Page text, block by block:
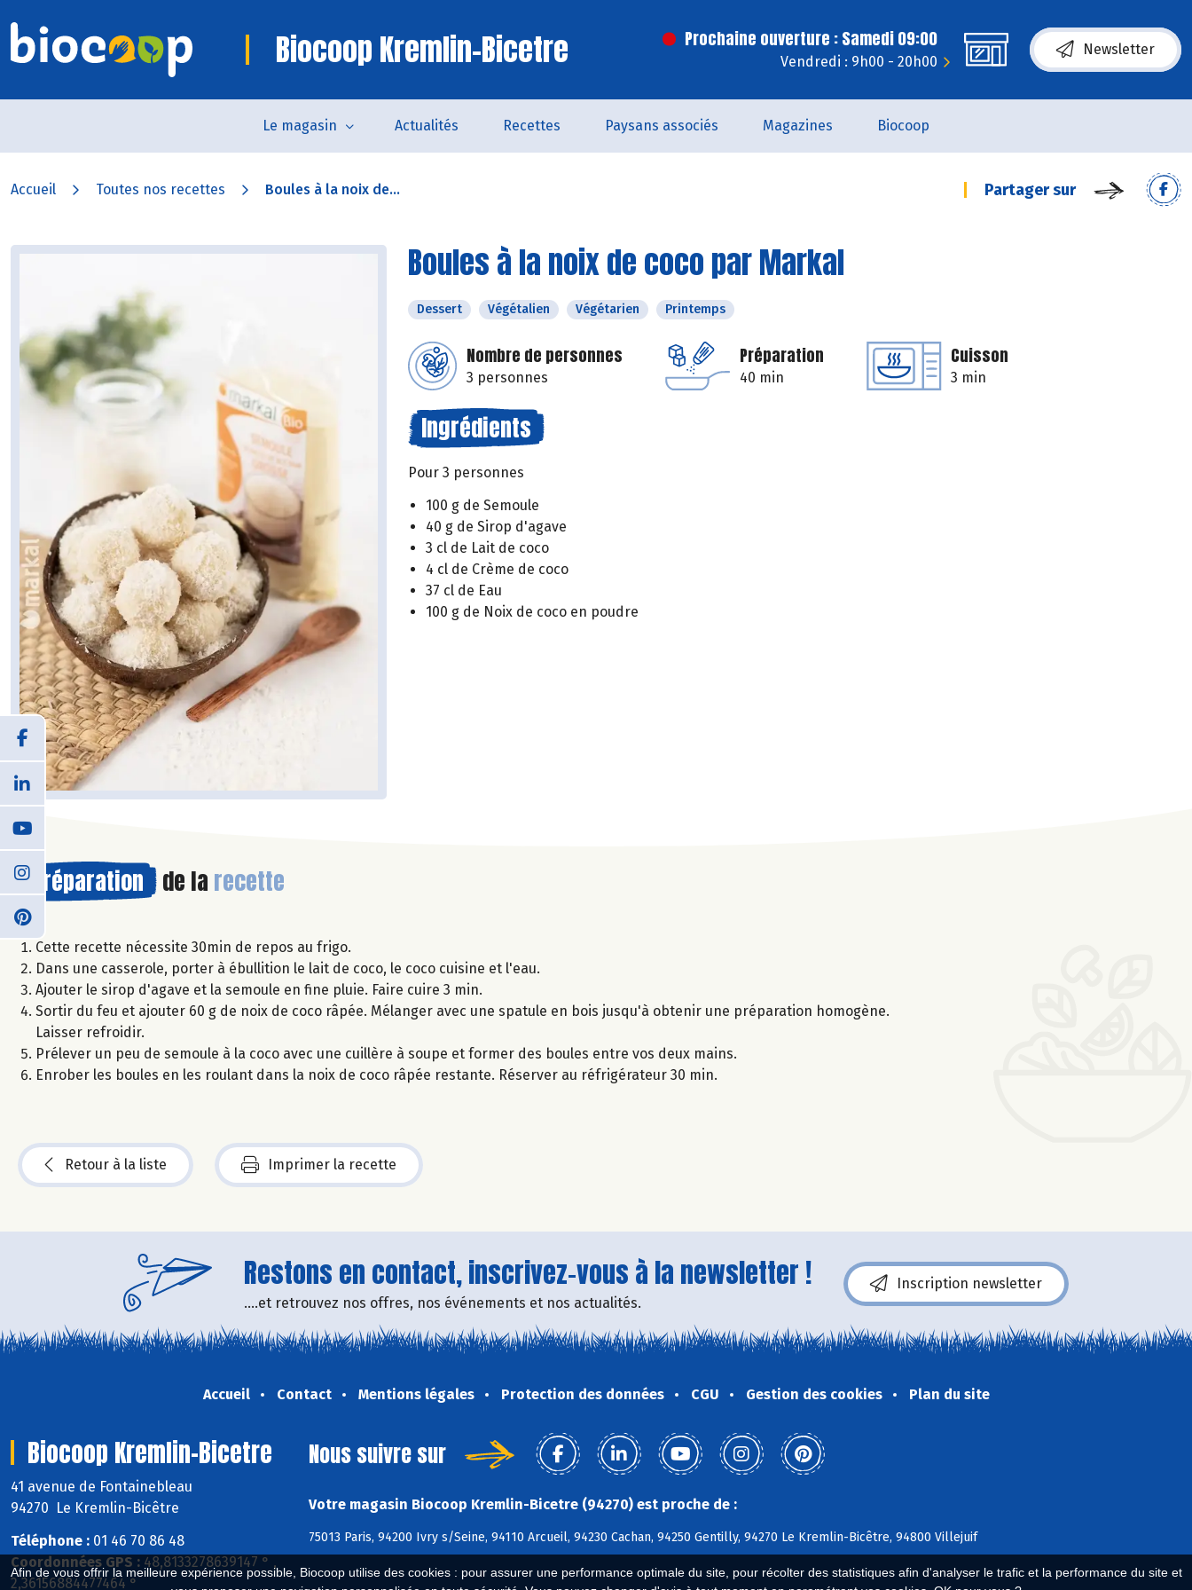
Afin de vous offrir la meilleure expérience possible, Biocoop utilise des cookies : pour assurer une performance optimale du site, pour récolter des statistiques afin d'analyser le trafic et la performance du site et
Biocoop Kremlin-Bicetre Prochaine ouverture : Samedi 09:00
Vendredi : 9h00 - 20h00
Newsletter
Le magasin Actualités Recettes Paysans associés Magazines Biocoop
Accueil Toutes nos recettes Boules à la noix de... Partager sur
Boules à la noix de coco par Markal
Dessert Végétalien Végétarien Printemps
Nombre de personnes
3 personnes
Préparation
40 min
Cuisson
3 min
Ingrédients
Pour 3 personnes
100 g de Semoule
40 g de Sirop d'agave
3 cl de Lait de coco
4 cl de Crème de coco
37 cl de Eau
100 g de Noix de coco en poudre
Préparation de la recette
Cette recette nécessite 30min de repos au frigo.
Dans une casserole, porter à ébullition le lait de coco, le coco cuisine et l'eau.
Ajouter le sirop d'agave et la semoule en fine pluie. Faire cuire 3 min.
Sortir du feu et ajouter 60 g de noix de coco râpée. Mélanger avec une spatule en bois jusqu'à obtenir une préparation homogène.
Laisser refroidir.
Prélever un peu de semoule à la coco avec une cuillère à soupe et former des boules entre vos deux mains.
Enrober les boules en les roulant dans la noix de coco râpée restante. Réserver au réfrigérateur 30 min.
Retour à la liste Imprimer la recette
Restons en contact, inscrivez-vous à la newsletter !
....et retrouvez nos offres, nos événements et nos actualités.
Inscription newsletter
Accueil Contact Mentions légales Protection des données CGU Gestion des cookies Plan du site
Biocoop Kremlin-Bicetre
41 avenue de Fontainebleau
94270 Le Kremlin-Bicêtre
Téléphone : 01 46 70 86 48
Coordonnées GPS : 48,8133278639147 ° ,
2,36156884477464 °
Nous suivre sur
Votre magasin Biocoop Kremlin-Bicetre (94270) est proche de :
75013 Paris, 94200 Ivry s/Seine, 94110 Arcueil, 94230 Cachan, 94250 Gentilly, 94270 Le Kremlin-Bicêtre, 94800 Villejuif